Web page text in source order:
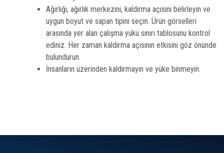
Ağırlığı, ağırlık merkezini, kaldırma açısını belirleyin ve
uygun boyut ve sapan tipini seçin. Ürün görselleri
arasında yer alan çalışma yükü sınırı tablosunu kontrol
ediniz. Her zaman kaldırma açısının etkisini göz önünde
bulundurun.
İnsanların üzerinden kaldırmayın ve yüke binmeyin.